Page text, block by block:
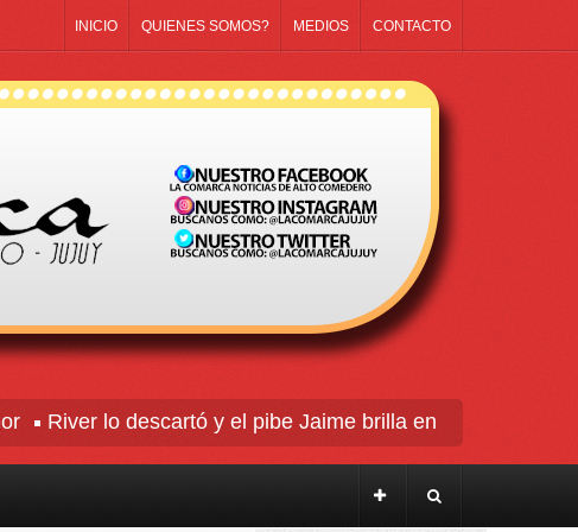
INICIO QUIENES SOMOS? MEDIOS CONTACTO
River lo descartó y el pibe Jaime brilla en Peñarol de